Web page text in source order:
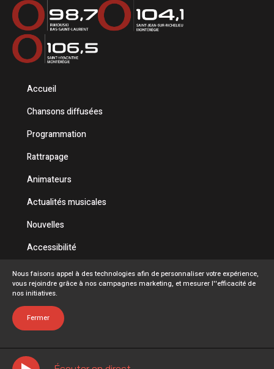
Accueil
Chansons diffusées
Programmation
Rattrapage
Animateurs
Actualités musicales
Nouvelles
Accessibilité
Politique de confidentialité
Conditions d'utilisation
FAQ
Nous faisons appel à des technologies afin de personnaliser votre expérience,
vous rejoindre grâce à nos campagnes marketing, et mesurer l''efficacité de
nos initiatives.
Fermer